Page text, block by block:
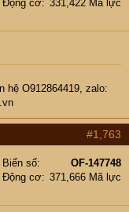
Động cơ
331,422 Mã lực
hệ O912864419, zalo:
#1,763
Biển số
OF-147748
Động cơ
371,666 Mã lực